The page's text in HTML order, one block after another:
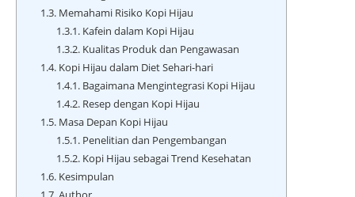
1.3.Memahami Risiko Kopi Hijau
1.3.1.Kafein dalam Kopi Hijau
1.3.2.Kualitas Produk dan Pengawasan
1.4.Kopi Hijau dalam Diet Sehari-hari
1.4.1.Bagaimana Mengintegrasi Kopi Hijau
1.4.2.Resep dengan Kopi Hijau
1.5.Masa Depan Kopi Hijau
1.5.1.Penelitian dan Pengembangan
1.5.2.Kopi Hijau sebagai Trend Kesehatan
1.6.Kesimpulan